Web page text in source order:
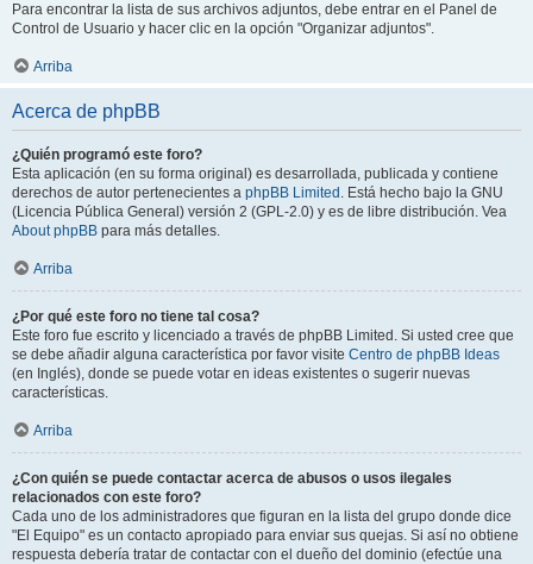
Para encontrar la lista de sus archivos adjuntos, debe entrar en el Panel de
Control de Usuario y hacer clic en la opción "Organizar adjuntos".
Arriba
Acerca de phpBB
¿Quién programó este foro?
Esta aplicación (en su forma original) es desarrollada, publicada y contiene
derechos de autor pertenecientes a phpBB Limited . Está hecho bajo la GNU
(Licencia Pública General) versión 2 (GPL-2.0) y es de libre distribución. Vea
About phpBB para más detalles.
Arriba
¿Por qué este foro no tiene tal cosa?
Este foro fue escrito y licenciado a través de phpBB Limited. Si usted cree que
se debe añadir alguna característica por favor visite Centro de phpBB Ideas
(en Inglés), donde se puede votar en ideas existentes o sugerir nuevas
características.
Arriba
¿Con quién se puede contactar acerca de abusos o usos ilegales
relacionados con este foro?
Cada uno de los administradores que figuran en la lista del grupo donde dice
"El Equipo" es un contacto apropiado para enviar sus quejas. Si así no obtiene
respuesta debería tratar de contactar con el dueño del dominio (efectúe una